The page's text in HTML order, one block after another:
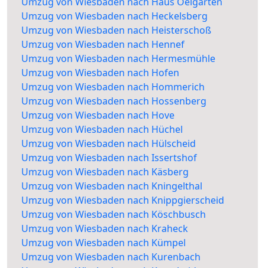
Umzug von Wiesbaden nach Heckelsberg
Umzug von Wiesbaden nach Heisterschoß
Umzug von Wiesbaden nach Hennef
Umzug von Wiesbaden nach Hermesmühle
Umzug von Wiesbaden nach Hofen
Umzug von Wiesbaden nach Hommerich
Umzug von Wiesbaden nach Hossenberg
Umzug von Wiesbaden nach Hove
Umzug von Wiesbaden nach Hüchel
Umzug von Wiesbaden nach Hülscheid
Umzug von Wiesbaden nach Issertshof
Umzug von Wiesbaden nach Käsberg
Umzug von Wiesbaden nach Kningelthal
Umzug von Wiesbaden nach Knippgierscheid
Umzug von Wiesbaden nach Köschbusch
Umzug von Wiesbaden nach Kraheck
Umzug von Wiesbaden nach Kümpel
Umzug von Wiesbaden nach Kurenbach